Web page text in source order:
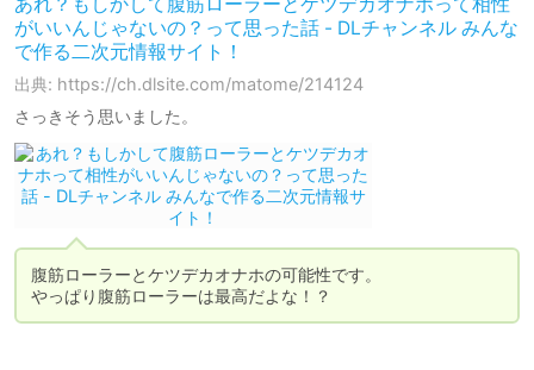
がいいんじゃないの？って思った話 - DLチャンネル みんな
で作る二次元情報サイト！
出典: https://ch.dlsite.com/matome/214124
さっきそう思いました。
腹筋ローラーとケツデカオナホの可能性です。
やっぱり腹筋ローラーは最高だよな！？